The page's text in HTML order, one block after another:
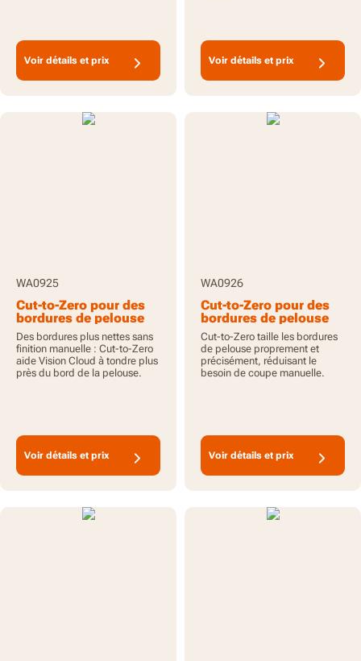
Voir détails et prix Voir détails et prix
WA0925
Cut-to-Zero pour des
bordures de pelouse
nettes avec Vision
Cloud
Des bordures plus nettes sans
finition manuelle : Cut-to-Zero
aide Vision Cloud à tondre plus
près du bord de la pelouse.
Voir détails et prix
WA0926
Cut-to-Zero pour des
bordures de pelouse
nettes
Cut-to-Zero taille les bordures
de pelouse proprement et
précisément, réduisant le
besoin de coupe manuelle.
Voir détails et prix